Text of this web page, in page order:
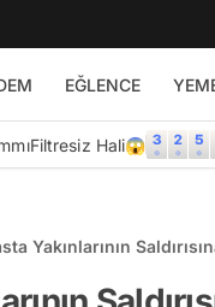
EĞLENCE
Filtresiz Hali😱
Yakınlarının